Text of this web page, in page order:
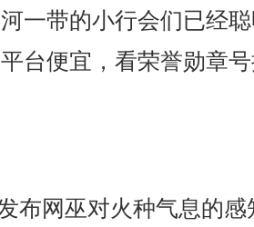
一带的小行会们已经
台便宜，看荣誉勋章
布网巫对火种气息的